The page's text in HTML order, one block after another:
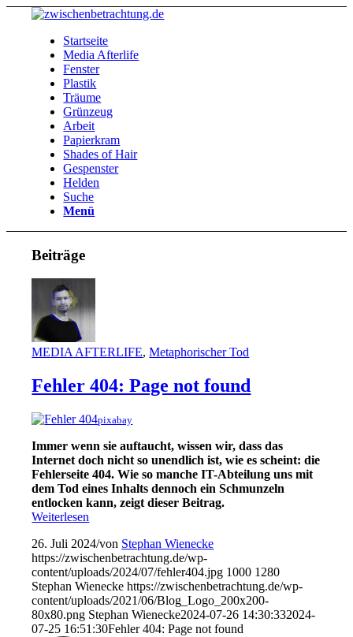
Startseite
Media Afterlife
Fenster
Plastik
Träume
Grünzeug
Arbeit
Papierkram
Shades of Hair
Gespenster
Helden
Suche
Menü
Beiträge
MEDIA AFTERLIFE,Metaphorischer Tod
Fehler 404: Page not found
pixabay
Immer wenn sie auftaucht, wissen wir, dass das
Internet doch nicht so unendlich ist, wie es scheint: die
Fehlerseite 404. Wie so manche IT-Abteilung uns mit
dem Tod eines Inhalts dennoch ein Schmunzeln
entlocken kann, zeigt dieser Beitrag.
Weiterlesen
26. Juli 2024/von Stephan Wienecke
https://zwischenbetrachtung.de/wp-
content/uploads/2024/07/fehler404.jpg 1000 1280
Stephan Wienecke https://zwischenbetrachtung.de/wp-
content/uploads/2021/06/Blog_Logo_200x200-
80x80.png Stephan Wienecke2024-07-26 14:30:332024-
07-25 16:51:30Fehler 404: Page not found